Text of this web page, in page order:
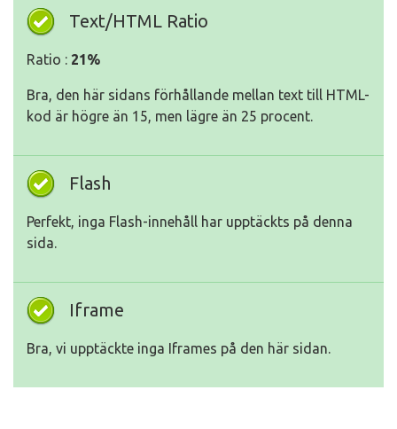
Text/HTML Ratio
Ratio : 21%
Bra, den här sidans förhållande mellan text till HTML-
kod är högre än 15, men lägre än 25 procent.
Flash
Perfekt, inga Flash-innehåll har upptäckts på denna
sida.
Iframe
Bra, vi upptäckte inga Iframes på den här sidan.